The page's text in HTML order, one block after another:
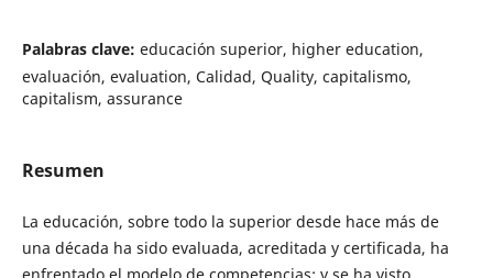
Palabras clave: educación superior, higher education,
evaluación, evaluation, Calidad, Quality, capitalismo,
capitalism, assurance
Resumen
La educación, sobre todo la superior desde hace más de
una década ha sido evaluada, acreditada y certificada, ha